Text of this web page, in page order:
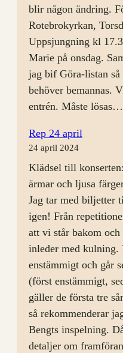
blir någon ändring.
Rotebrokyrkan,
Uppsjungning kl
Marie på onsdag.
jag bif Göra-listan
behöver bemannas.
entrén. Måste lösas…
Rep 24 april
24 april 2024
Klädsel till
ärmar och ljusa
Jag tar med biljetter
igen! Från
att vi står bakom
inleder med kulning.
enstämmigt och går
(först enstämmigt,
gäller de första tre
så rekommenderar
Bengts inspelning.
detaljer om